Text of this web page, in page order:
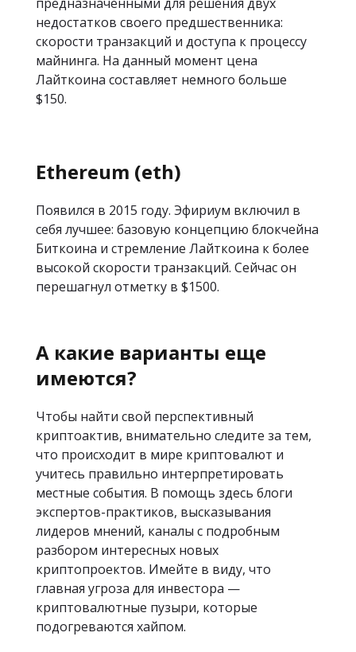
недостатков своего предшественника:
скорости транзакций и доступа к процессу
майнинга. На данный момент цена
Лайткоина составляет немного больше
$150.
Ethereum (eth)
Появился в 2015 году. Эфириум включил в
себя лучшее: базовую концепцию блокчейна
Биткоина и стремление Лайткоина к более
высокой скорости транзакций. Сейчас он
перешагнул отметку в $1500.
А какие варианты еще
имеются?
Чтобы найти свой перспективный
криптоактив, внимательно следите за тем,
что происходит в мире криптовалют и
учитесь правильно интерпретировать
местные события. В помощь здесь блоги
экспертов-практиков, высказывания
лидеров мнений, каналы с подробным
разбором интересных новых
криптопроектов. Имейте в виду, что
главная угроза для инвестора —
криптовалютные пузыри, которые
подогреваются хайпом.